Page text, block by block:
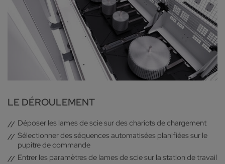
LE DÉROULEMENT
Déposer les lames de scie sur des chariots de chargement
Sélectionner des séquences automatisées planifiées sur le
pupitre de commande
Entrer les paramètres de lames de scie sur la station de travail